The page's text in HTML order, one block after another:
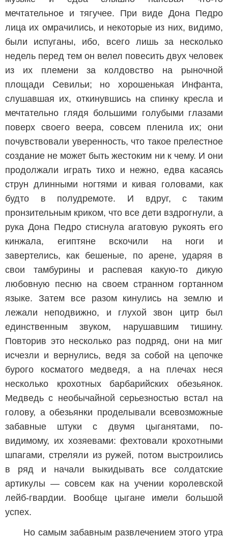
мечтательное и тягучее. При виде Дона Педро
лица их омрачились, и некоторые из них, видимо,
были испуганы, ибо, всего лишь за несколько
недель перед тем он велел повесить двух человек
из их племени за колдовство на рыночной
площади Севильи; но хорошенькая Инфанта,
слушавшая их, откинувшись на спинку кресла и
мечтательно глядя большими голубыми глазами
поверх своего веера, совсем пленила их; они
почувствовали уверенность, что такое прелестное
создание не может быть жестоким ни к чему. И они
продолжали играть тихо и нежно, едва касаясь
струн длинными ногтями и кивая головами, как
будто в полудремоте. И вдруг, с таким
пронзительным криком, что все дети вздрогнули, а
рука Дона Педро стиснула агатовую рукоять его
кинжала, египтяне вскочили на ноги и
завертелись, как бешеные, по арене, ударяя в
свои тамбурины и распевая какую-то дикую
любовную песню на своем странном гортанном
языке. Затем все разом кинулись на землю и
лежали неподвижно, и глухой звон цитр был
единственным звуком, нарушавшим тишину.
Повторив это несколько раз подряд, они на миг
исчезли и вернулись, ведя за собой на цепочке
бурого косматого медведя, а на плечах неся
несколько крохотных барбарийских обезьянок.
Медведь с необычайной серьезностью встал на
голову, а обезьянки проделывали всевозможные
забавные штуки с двумя цыганятами, по-
видимому, их хозяевами: фехтовали крохотными
шпагами, стреляли из ружей, потом выстроились
в ряд и начали выкидывать все солдатские
артикулы — совсем как на учении королевской
лейб-гвардии. Вообще цыгане имели большой
успех.
Но самым забавным развлечением этого утра